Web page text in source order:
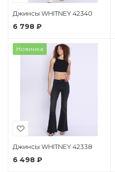
Джинсы WHITNEY 42340
6 798 ₽
Новинка
Джинсы WHITNEY 42338
6 498 ₽